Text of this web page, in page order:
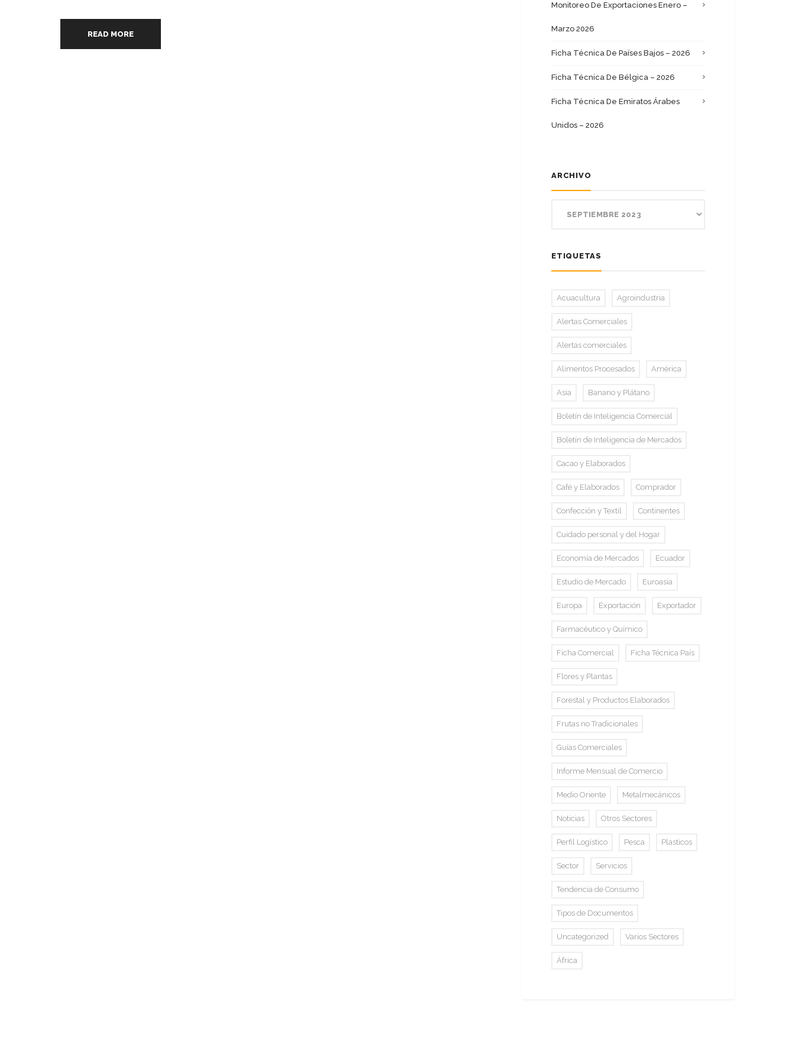
READ MORE
Monitoreo De Exportaciones Enero –
Marzo 2026
Ficha Técnica De Países Bajos – 2026
Ficha Técnica De Bélgica – 2026
Ficha Técnica De Emiratos Árabes
Unidos – 2026
ARCHIVO
ETIQUETAS
Acuacultura Agroindustria
Alertas Comerciales
Alertas comerciales
Alimentos Procesados América
Asia Banano y Plátano
Boletín de Inteligencia Comercial
Boletín de Inteligencia de Mercados
Cacao y Elaborados
Café y Elaborados Comprador
Confección y Textil Continentes
Cuidado personal y del Hogar
Economía de Mercados Ecuador
Estudio de Mercado Euroasia
Europa Exportación Exportador
Farmacéutico y Químico
Ficha Comercial Ficha Técnica País
Flores y Plantas
Forestal y Productos Elaborados
Frutas no Tradicionales
Guías Comerciales
Informe Mensual de Comercio
Medio Oriente Metalmecánicos
Noticias Otros Sectores
Perfil Logístico Pesca Plasticos
Sector Servicios
Tendencia de Consumo
Tipos de Documentos
Uncategorized Varios Sectores
África